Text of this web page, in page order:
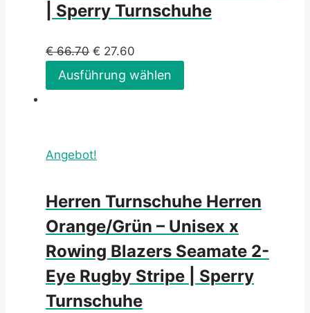
| Sperry Turnschuhe
€66.70 € 27.60
Ausführung wählen
Angebot!
Herren Turnschuhe Herren
Orange/Grün – Unisex x
Rowing Blazers Seamate 2-
Eye Rugby Stripe | Sperry
Turnschuhe